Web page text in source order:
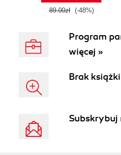
89.00zł (-48%)
Program
więcej »
Brak
Subskrybuj